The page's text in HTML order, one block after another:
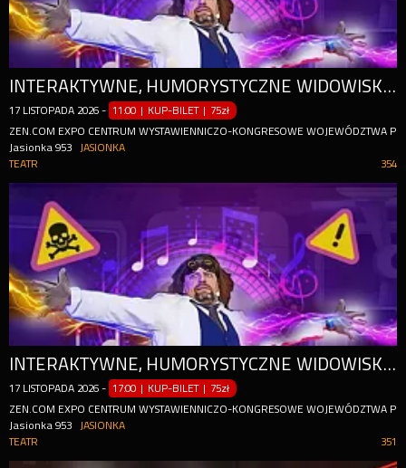
INTERAKTYWNE, HUMORYSTYCZNE WIDOWISKO Z WYKONANIEM DOŚWIADCZEŃ CHEMICZNYCH I FIZYCZNYCH NA ŻYWO
17 LISTOPADA 2026 - 11:00 | KUP-BILET | 75zł
ZEN.COM EXPO CENTRUM WYSTAWIENNICZO-KONGRESOWE WOJEWÓDZTWA
Jasionka 953
JASIONKA
354
TEATR
INTERAKTYWNE, HUMORYSTYCZNE WIDOWISKO Z WYKONANIEM DOŚWIADCZEŃ CHEMICZNYCH I FIZYCZNYCH NA ŻYWO
17 LISTOPADA 2026 - 17:00 | KUP-BILET | 75zł
ZEN.COM EXPO CENTRUM WYSTAWIENNICZO-KONGRESOWE WOJEWÓDZTWA
Jasionka 953
JASIONKA
351
TEATR